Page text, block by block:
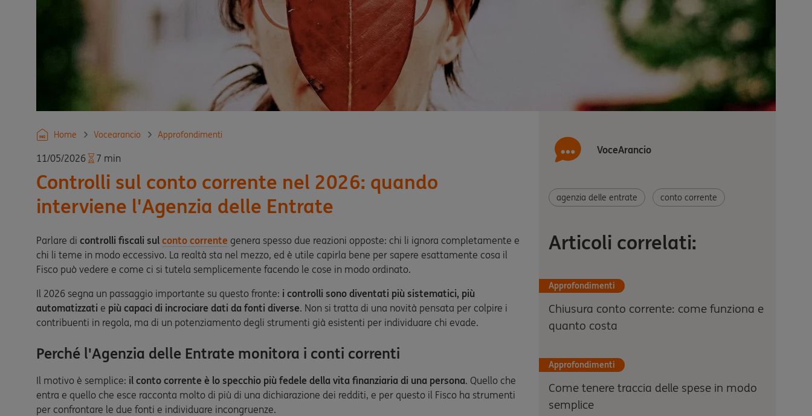
Home Vocearancio Approfondimenti
11/05/2026 7 min
Controlli sul conto corrente nel 2026: quando
interviene l'Agenzia delle Entrate
Parlare di controlli fiscali sul conto corrente genera spesso due reazioni opposte: chi li ignora completamente e
chi li teme in modo eccessivo. La realtà sta nel mezzo, ed è utile capirla bene per sapere esattamente cosa il
Fisco può vedere e come ci si tutela semplicemente facendo le cose in modo ordinato.
Il 2026 segna un passaggio importante su questo fronte: i controlli sono diventati più sistematici, più
automatizzati e più capaci di incrociare dati da fonti diverse. Non si tratta di una novità pensata per colpire i
contribuenti in regola, ma di un potenziamento degli strumenti già esistenti per individuare chi evade.
Perché l'Agenzia delle Entrate monitora i conti correnti
Il motivo è semplice: il conto corrente è lo specchio più fedele della vita finanziaria di una persona. Quello che
entra e quello che esce racconta molto di più di una dichiarazione dei redditi, e per questo il Fisco ha strumenti
per confrontare le due fonti e individuare incongruenze.
VoceArancio
agenzia delle entrate conto corrente
Articoli correlati:
Approfondimenti
Chiusura conto corrente: come funziona e
quanto costa
Approfondimenti
Come tenere traccia delle spese in modo
semplice